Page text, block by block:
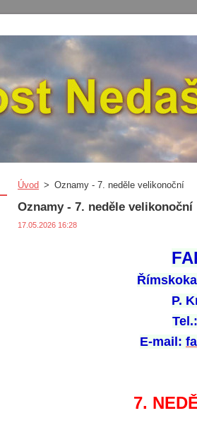
Úvod > Oznamy - 7. neděle velikonoční
Oznamy - 7. neděle velikonoční
17.05.2026 16:28
P.
E-mail:
7.